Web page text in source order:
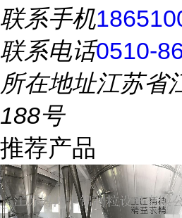
联系手机
联系电话0510-
所在地址江苏省
188号
推荐产品